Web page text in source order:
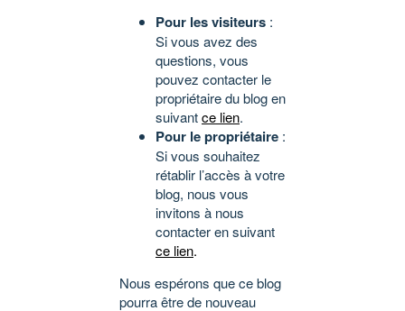
Pour les visiteurs :
Si vous avez des
questions, vous
pouvez contacter le
propriétaire du blog en
suivantce lien.
Pour le propriétaire :
Si vous souhaitez
rétablir l’accès à votre
blog, nous vous
invitons à nous
contacter en suivant
ce lien.
Nous espérons que ce blog
pourra être de nouveau